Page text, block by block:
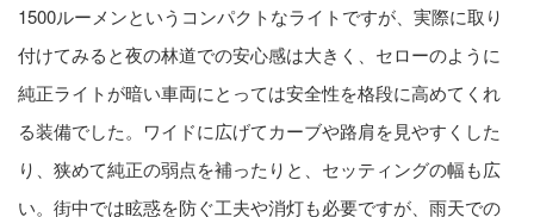
1500ルーメンというコンパクトなライトですが、実際に取り
付けてみると夜の林道での安心感は大きく、セローのように
純正ライトが暗い車両にとっては安全性を格段に高めてくれ
る装備でした。ワイドに広げてカーブや路肩を見やすくした
り、狭めて純正の弱点を補ったりと、セッティングの幅も広
い。街中では眩惑を防ぐ工夫や消灯も必要ですが、雨天での